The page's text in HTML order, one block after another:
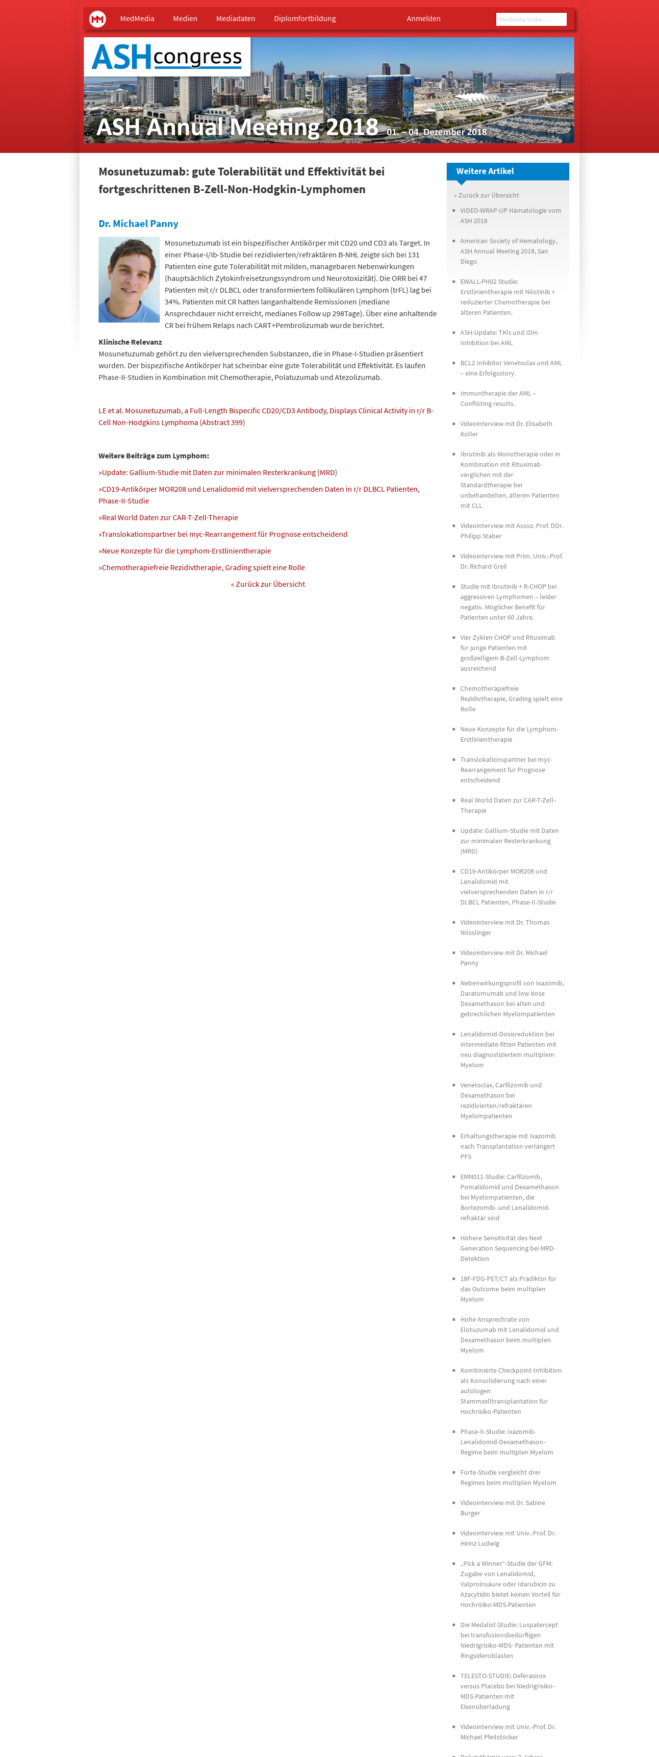
Main menu
MedMediaMedMedia Medien Mediadaten Diplomfortbildung Anmelden MedMedia Suche ...
Mosunetuzumab: gute Tolerabilität und Effektivität bei
fortgeschrittenen B-Zell-Non-Hodgkin-Lymphomen
Dr. Michael Panny
Mosunetuzumab ist ein bispezifischer Antikörper mit CD20 und CD3 als Target. In
einer Phase-I/Ib-Studie bei rezidivierten/refraktären B-NHL zeigte sich bei 131
Patienten eine gute Tolerabilität mit milden, managebaren Nebenwirkungen
(hauptsächlich Zytokinfreisetzungssyndrom und Neurotoxizität). Die ORR bei 47
Patienten mit r/r DLBCL oder transformiertem follikulären Lymphom (trFL) lag bei
34%. Patienten mit CR hatten langanhaltende Remissionen (mediane
Ansprechdauer nicht erreicht, medianes Follow up 298Tage). Über eine anhaltende
CR bei frühem Relaps nach CART+Pembrolizumab wurde berichtet.
Klinische Relevanz
Mosunetuzumab gehört zu den vielversprechenden Substanzen, die in Phase-I-Studien präsentiert
wurden. Der bispezifische Antikörper hat scheinbar eine gute Tolerabilität und Effektivität. Es laufen
Phase-II-Studien in Kombination mit Chemotherapie, Polatuzumab und Atezolizumab.
LE et al. Mosunetuzumab, a Full-Length Bispecific CD20/CD3 Antibody, Displays Clinical Activity in r/r B-
Cell Non-Hodgkins Lymphoma (Abstract 399)
Weitere Beiträge zum Lymphom:
»Update: Gallium-Studie mit Daten zur minimalen Resterkrankung (MRD)
»CD19-Antikörper MOR208 und Lenalidomid mit vielversprechenden Daten in r/r DLBCL Patienten,
Phase-II-Studie
»Real World Daten zur CAR-T-Zell-Therapie
»Translokationspartner bei myc-Rearrangement für Prognose entscheidend
»Neue Konzepte für die Lymphom-Erstlinientherapie
»Chemotherapiefreie Rezidivtherapie, Grading spielt eine Rolle
« Zurück zur Übersicht
Weitere Artikel
« Zurück zur Übersicht
VIDEO-WRAP-UP Hämatologie vom
ASH 2018
American Society of Hematology,
ASH Annual Meeting 2018, San
Diego
EWALL-PH02 Studie:
Erstlinientherapie mit Nilotinib +
reduzierter Chemotherapie bei
älteren Patienten.
ASH-Update: TKIs und IDH-
Inhibition bei AML
BCL2 Inhibitor Venetoclax und AML
– eine Erfolgsstory.
Immuntherapie der AML –
Conflicting results.
Videointerview mit Dr. Elisabeth
Koller
Ibrutinib als Monotherapie oder in
Kombination mit Rituximab
verglichen mit der
Standardtherapie bei
unbehandelten, älteren Patienten
mit CLL
Videointerview mit Assoz. Prof. DDr.
Philipp Staber
Videointerview mit Prim. Univ.-Prof.
Dr. Richard Greil
Studie mit Ibrutinib + R-CHOP bei
aggressiven Lymphomen – leider
negativ. Möglicher Benefit für
Patienten unter 60 Jahre.
Vier Zyklen CHOP und Rituximab
für junge Patienten mit
großzelligem B-Zell-Lymphom
ausreichend
Chemotherapiefreie
Rezidivtherapie, Grading spielt eine
Rolle
Neue Konzepte für die Lymphom-
Erstlinientherapie
Translokationspartner bei myc-
Rearrangement für Prognose
entscheidend
Real World Daten zur CAR-T-Zell-
Therapie
Update: Gallium-Studie mit Daten
zur minimalen Resterkrankung
(MRD)
CD19-Antikörper MOR208 und
Lenalidomid mit
vielversprechenden Daten in r/r
DLBCL Patienten, Phase-II-Studie
Videointerview mit Dr. Thomas
Nösslinger
Videointerview mit Dr. Michael
Panny
Nebenwirkungsprofil von Ixazomib,
Daratumumab und low dose
Dexamethason bei alten und
gebrechlichen Myelompatienten
Lenalidomid-Dosisreduktion bei
intermediate-fitten Patienten mit
neu diagnostiziertem multiplem
Myelom
Venetoclax, Carfilzomib und
Dexamethason bei
rezidivierten/refraktären
Myelompatienten
Erhaltungstherapie mit Ixazomib
nach Transplantation verlängert
PFS
EMN011-Studie: Carfilzomib,
Pomalidomid und Dexamethason
bei Myelompatienten, die
Bortezomib- und Lenalidomid-
refraktär sind
Höhere Sensitivität des Next
Generation Sequencing bei MRD-
Detektion
18F-FDG-PET/CT als Prädiktor für
das Outcome beim multiplen
Myelom
Hohe Ansprechrate von
Elotuzumab mit Lenalidomid und
Dexamethason beim multiplen
Myelom
Kombinierte Checkpoint-Inhibition
als Konsolidierung nach einer
autologen
Stammzelltransplantation für
Hochrisiko-Patienten
Phase-II-Studie: Ixazomib-
Lenalidomid-Dexamethason-
Regime beim multiplen Myelom
Forte-Studie vergleicht drei
Regimes beim multiplen Myelom
Videointerview mit Dr. Sabine
Burger
Videointerview mit Univ.-Prof. Dr.
Heinz Ludwig
„Pick a Winner“-Studie der GFM:
Zugabe von Lenalidomid,
Valproinsäure oder Idarubicin zu
Azacytidin bietet keinen Vorteil für
Hochrisiko-MDS-Patienten
Die Medalist-Studie: Luspatercept
bei transfusionsbedürftigen
Niedrigrisiko-MDS- Patienten mit
Ringsideroblasten
TELESTO-STUDIE: Deferasirox
versus Placebo bei Niedrigrisiko-
MDS-Patienten mit
Eisenüberladung
Videointerview mit Univ.-Prof. Dr.
Michael Pfeilstöcker